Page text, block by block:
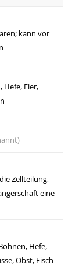
kann vor
Hefe, Eier,
Zellteilung,
eine
Hefe,
Obst, Fisch